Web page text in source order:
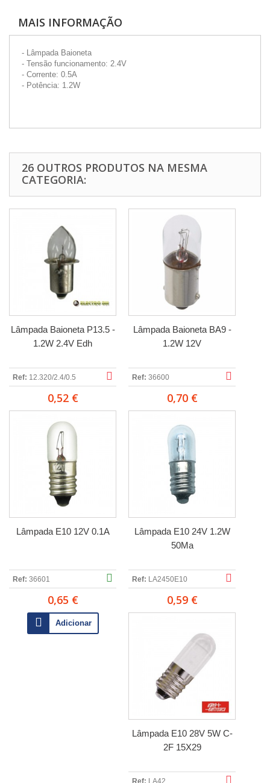
MAIS INFORMAÇÃO
- Lâmpada Baioneta
- Tensão funcionamento: 2.4V
- Corrente: 0.5A
- Potência: 1.2W
26 OUTROS PRODUTOS NA MESMA
CATEGORIA:
Lâmpada Baioneta P13.5 -
1.2W 2.4V Edh
Ref: 12.320/2.4/0.5
0,52 €
Lâmpada Baioneta BA9 -
1.2W 12V
Ref: 36600
0,70 €
Lâmpada E10 12V 0.1A
Ref: 36601
0,65 €
Adicionar
Lâmpada E10 24V 1.2W
50Ma
Ref: LA2450E10
0,59 €
Lâmpada E10 28V 5W C-
2F 15X29
Ref: LA42